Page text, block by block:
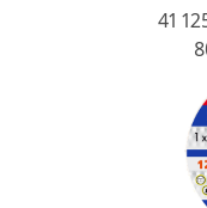
41